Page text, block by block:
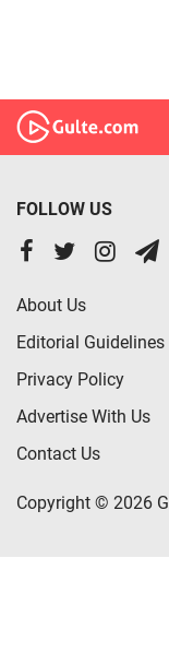
FOLLOW US
About Us
Editorial Guidelines
Privacy Policy
Advertise With Us
Contact Us
Copyright © 2026